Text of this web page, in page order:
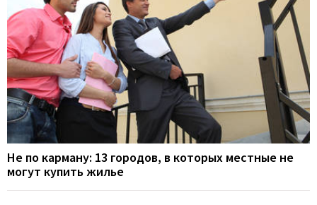
Не по карману: 13 городов, в которых местные не
могут купить жилье